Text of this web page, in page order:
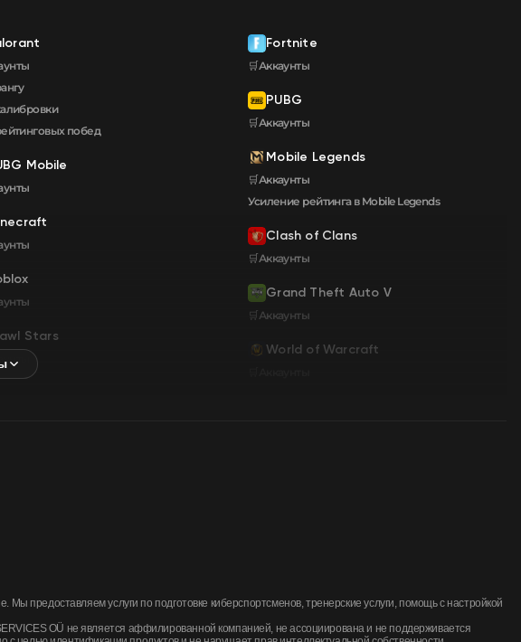
побед
Mobile
Stars
Fortnite
🛒Аккаунты
PUBG
🛒Аккаунты
Mobile Legends
🛒Аккаунты
Усиление рейтинга в Mobile Legends
Clash of Clans
🛒Аккаунты
Grand Theft Auto V
🛒Аккаунты
World of Warcraft
предоставляем услуги по подготовке киберспортсменов, тренерские услуги, помощь с настройкой
OÜ не является аффилированной компанией, не ассоциирована и не поддерживается